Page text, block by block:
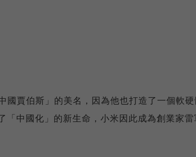
國賈伯斯」的美名，因為他也打造了一個軟硬
中國化」的新生命，小米因此成為創業家雷